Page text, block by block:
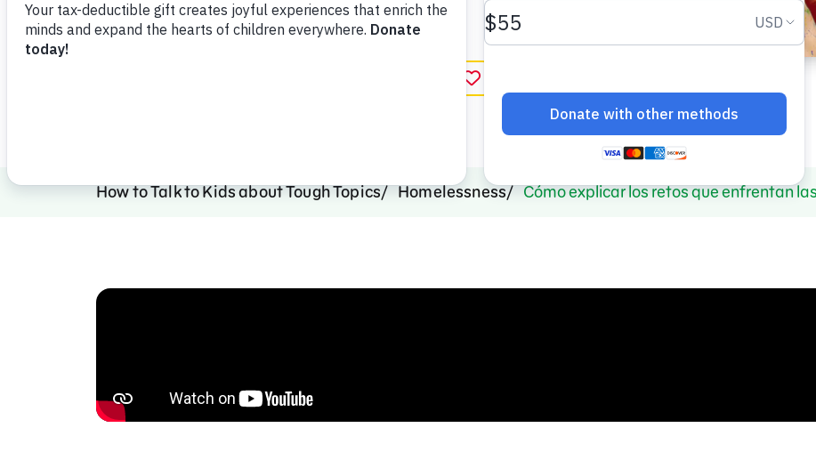
decididas para crear un futuro mejor.
How to Talk to Kids about Tough Topics Homelessness Cómo explicar los retos que enfrentan